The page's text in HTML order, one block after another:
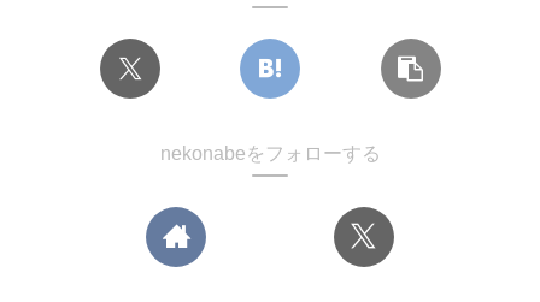
nekonabeをフォローする